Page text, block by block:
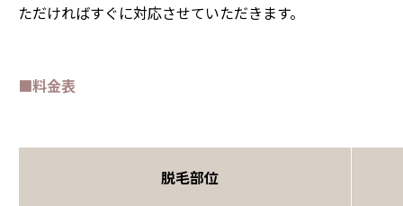
ただければすぐに対応させていただきます。
■料金表
脱毛部位